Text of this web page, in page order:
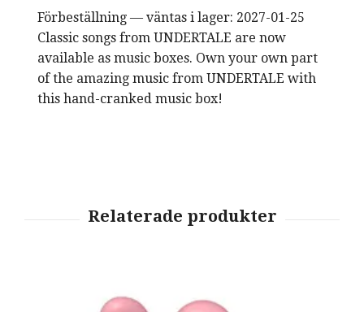
Förbeställning — väntas i lager: 2027-01-25
Classic songs from UNDERTALE are now
available as music boxes. Own your own part
of the amazing music from UNDERTALE with
this hand-cranked music box!